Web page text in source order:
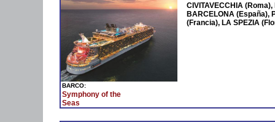
BARCO:
Symphony of the
Seas
CIVITAVECCHIA
BARCELONA (España),
(Francia), LA SPEZIA